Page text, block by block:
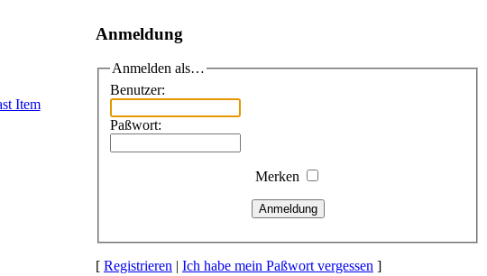
Anmeldung
Anmelden als…
Benutzer:
Paßwort:
Merken
Anmeldung
[ Registrieren | Ich habe mein Paßwort vergessen ]